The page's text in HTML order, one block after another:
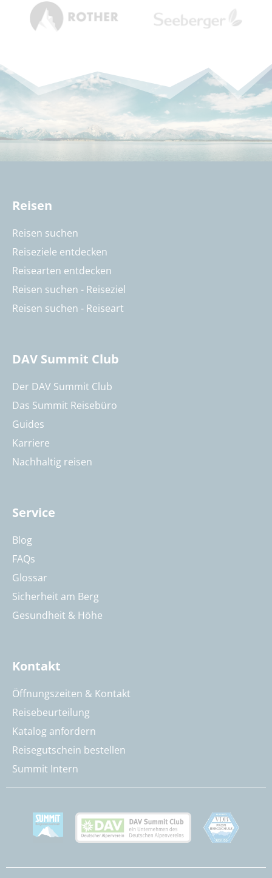
Reisen
Reisen suchen
Reiseziele entdecken
Reisearten entdecken
Reisen suchen - Reiseziel
Reisen suchen - Reiseart
DAV Summit Club
Der DAV Summit Club
Das Summit Reisebüro
Guides
Karriere
Nachhaltig reisen
Service
Blog
FAQs
Glossar
Sicherheit am Berg
Gesundheit & Höhe
Kontakt
Öffnungszeiten & Kontakt
Reisebeurteilung
Katalog anfordern
Reisegutschein bestellen
Summit Intern